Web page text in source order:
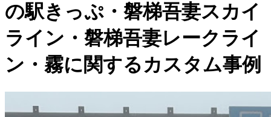
の駅きっぷ・磐梯吾妻スカイ
ライン・磐梯吾妻レークライ
ン・霧に関するカスタム事例